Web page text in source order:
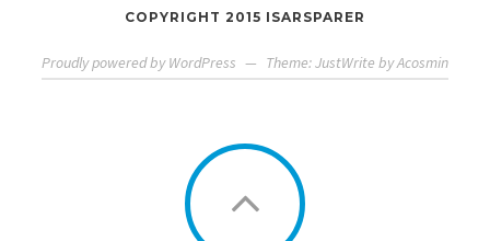
COPYRIGHT 2015 ISARSPARER
Proudly powered by WordPress — Theme: JustWrite byAcosmin